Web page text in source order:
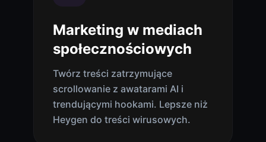
Marketing w mediach
społecznościowych
Twórz treści zatrzymujące
scrollowanie z awatarami AI i
trendującymi hookami. Lepsze niż
Heygen do treści wirusowych.